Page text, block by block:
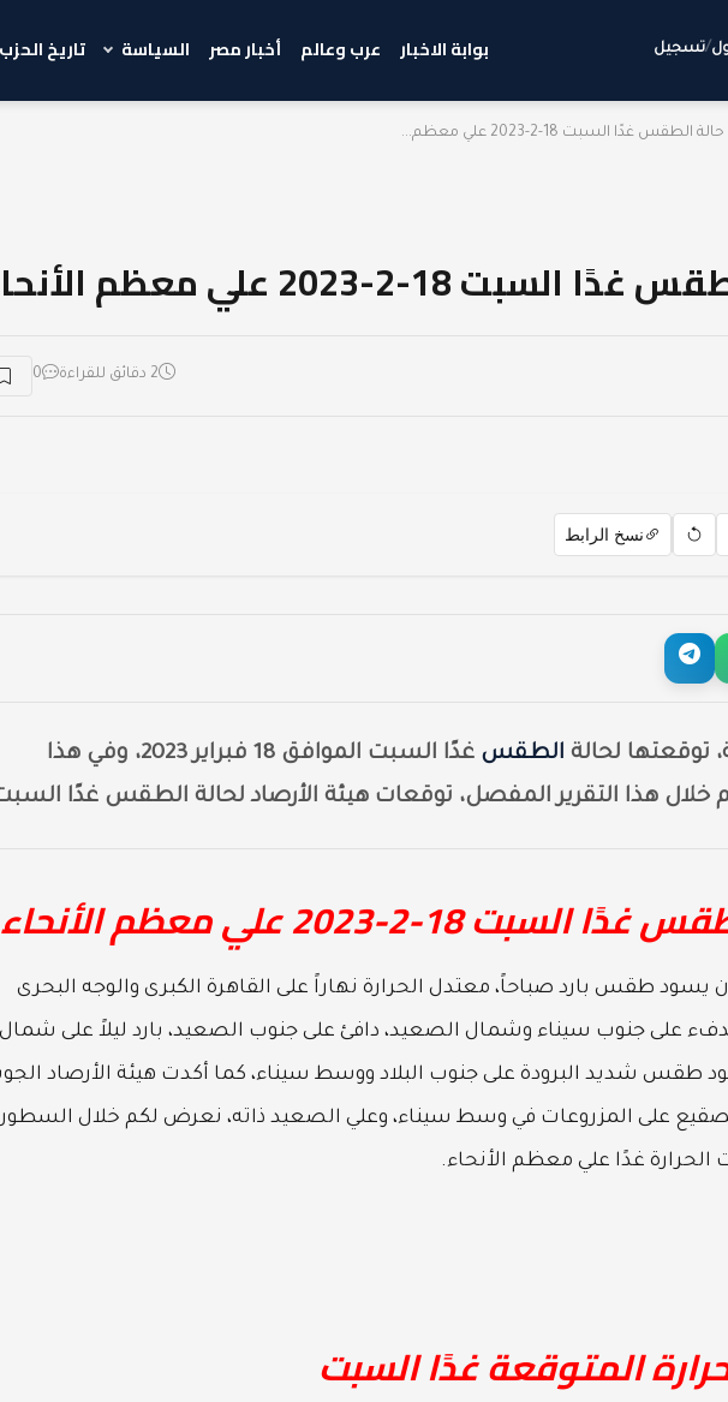
/تسجيل بوابة الاخبار عرب وعالم أخبار مصر السياسة تاريخ الحزب
الطقس غدًا السبت 18-2-2023 علي معظم...
18-2-2023 علي معظم الأنحاء
2 دقائق للقراءة 0
نسخ الرابط
توقعتها لحالة الطقس
غدًا السبت الموافق 18 فبراير 2023، وفي هذا
هذا التقرير المفصل، توقعات هيئة الأرصاد لحالة الطقس غدًا
18-2-2023 علي معظم الأنحاء
يسود طقس بارد صباحاً، معتدل الحرارة نهاراً على القاهرة الكبرى والوجه البحرى
على جنوب سيناء وشمال الصعيد، دافئ على جنوب الصعيد، بارد ليلاً على شمال
طقس شديد البرودة على جنوب البلاد ووسط سيناء، كما أكدت هيئة الأرصاد
على المزروعات في وسط سيناء، وعلي الصعيد ذاته، نعرض لكم خلال السطور
الحرارة غدًا علي معظم الأنحاء.
المتوقعة غدًا السبت